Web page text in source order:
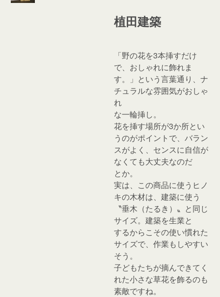
植田建築
「野の花を3本挿すだけ
で、おしゃれに飾れま
す。」という言葉通り、ナ
チュラルな雰囲気がおしゃ
れ
な一輪挿し。
花を挿す場所が3か所とい
うのがポイントで、バラン
スがよく、センスに自信が
なくても大丈夫なのだ
とか。
実は、この商品に使うヒノ
キの木材は、建築に使う
〝垂木（たるき）〟と同じ
サイズ。建築を生業と
するからこその使い慣れた
サイズで、作業もしやすい
そう。
子どもたちが摘んできてく
れた小さな草花を飾るのも
素敵ですね。